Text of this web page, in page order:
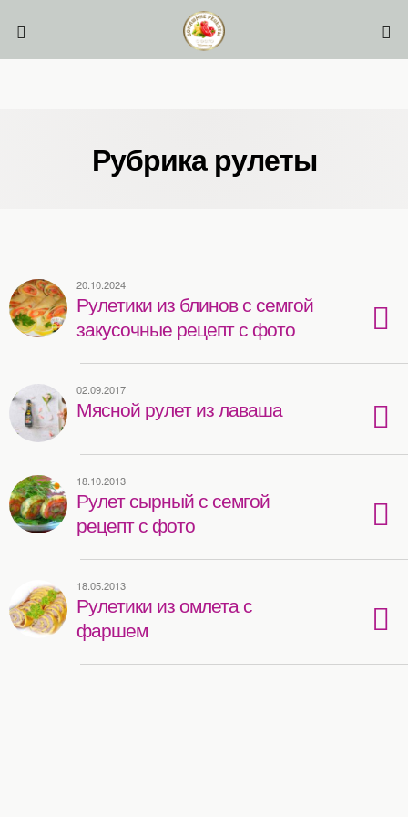
Рубрика рулеты
20.10.2024
Рулетики из блинов с семгой
закусочные рецепт с фото
02.09.2017
Мясной рулет из лаваша
18.10.2013
Рулет сырный с семгой
рецепт с фото
18.05.2013
Рулетики из омлета с
фаршем